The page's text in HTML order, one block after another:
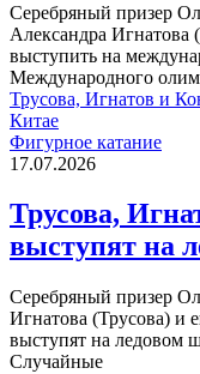
Серебряный призер
Александра Игнатова
выступить на
Международного
Трусова, Игнатов и
Китае
Фигурное катание
17.07.2026
Трусова,
выступят на
Серебряный призер
Игнатова (Трусова) и
выступят на ледовом
Случайные